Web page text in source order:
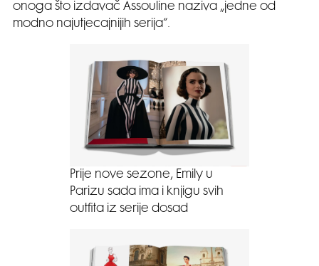
onoga što izdavač Assouline naziva „jedne od
modno najutjecajnijih serija“.
Prije nove sezone, Emily u
Parizu sada ima i knjigu svih
outfita iz serije dosad